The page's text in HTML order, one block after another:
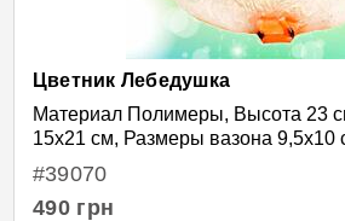
Цветник Лебедушка
Материал Полимеры, Высота 23
15х21 см, Размеры вазона 9,5х10
#39070
490 грн